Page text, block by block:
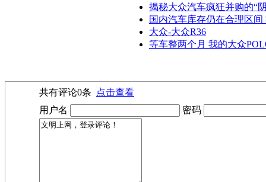
揭秘大众汽车疯狂并购的“
国内汽车库存仍在合理区
大众-大众R36
等车整两个月 我的大众
共有评论0条
点击查看
用户名
密码